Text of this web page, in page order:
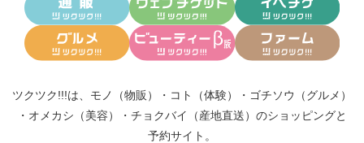
ツクツク!!!は、 モノ（物販） ・ コト（体験） ・ ゴチソウ（グルメ）
・ オメカシ（美容） ・ チョクバイ（産地直送） のショッピングと
予約サイト。